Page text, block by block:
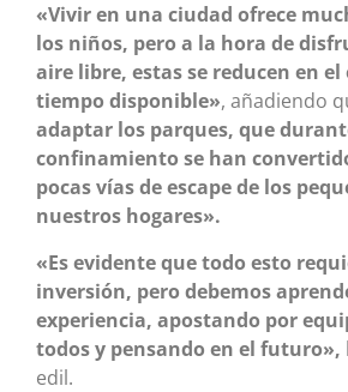
«Vivir en una ciudad ofrece
los niños, pero a la hora de
aire libre, estas se reducen en el
tiempo disponible», añadiendo
adaptar los parques, que
confinamiento se han
pocas vías de escape de los
nuestros hogares».
«Es evidente que todo esto
inversión, pero debemos
experiencia, apostando por
todos y pensando en el futuro»,
edil.